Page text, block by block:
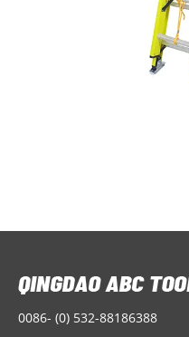
0086- (0) 532-88186388